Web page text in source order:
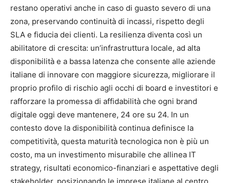
restano operativi anche in caso di guasto severo di una
zona, preservando continuità di incassi, rispetto degli
SLA e fiducia dei clienti. La resilienza diventa così un
abilitatore di crescita: un’infrastruttura locale, ad alta
disponibilità e a bassa latenza che consente alle aziende
italiane di innovare con maggiore sicurezza, migliorare il
proprio profilo di rischio agli occhi di board e investitori e
rafforzare la promessa di affidabilità che ogni brand
digitale oggi deve mantenere, 24 ore su 24.​ In un
contesto dove la disponibilità continua definisce la
competitività, questa maturità tecnologica non è più un
costo, ma un investimento misurabile che allinea IT
strategy, risultati economico-finanziari e aspettative degli